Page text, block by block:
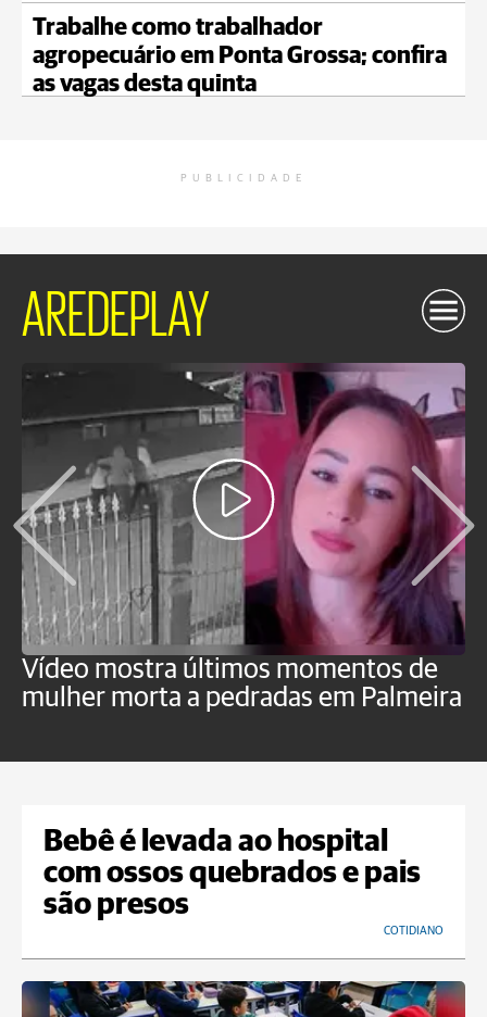
Trabalhe como trabalhador
agropecuário em Ponta Grossa; confira
as vagas desta quinta
PUBLICIDADE
AREDEPLAY
Vídeo mostra últimos momentos de
mulher morta a pedradas em Palmeira
Bebê é levada ao hospital
com ossos quebrados e pais
são presos
COTIDIANO